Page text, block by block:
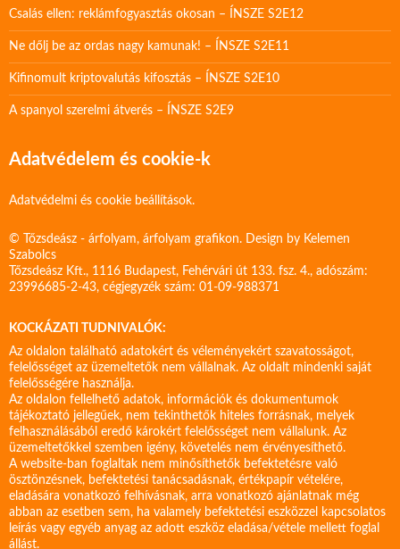
Csalás ellen: reklámfogyasztás okosan – ÍNSZE S2E12
Ne dőlj be az ordas nagy kamunak! – ÍNSZE S2E11
Kifinomult kriptovalutás kifosztás – ÍNSZE S2E10
A spanyol szerelmi átverés – ÍNSZE S2E9
Adatvédelem és cookie-k
Adatvédelmi és cookie beállítások.
© Tőzsdeász - árfolyam, árfolyam grafikon. Design by Kelemen
Szabolcs
Tőzsdeász Kft., 1116 Budapest, Fehérvári út 133. fsz. 4., adószám:
23996685-2-43, cégjegyzék szám: 01-09-988371
KOCKÁZATI TUDNIVALÓK:
Az oldalon található adatokért és véleményekért szavatosságot,
felelősséget az üzemeltetők nem vállalnak. Az oldalt mindenki saját
felelősségére használja.
Az oldalon fellelhető adatok, információk és dokumentumok
tájékoztató jellegűek, nem tekinthetők hiteles forrásnak, melyek
felhasználásából eredő károkért felelősséget nem vállalunk. Az
üzemeltetőkkel szemben igény, követelés nem érvényesíthető.
A website-ban foglaltak nem minősíthetők befektetésre való
ösztönzésnek, befektetési tanácsadásnak, értékpapír vételére,
eladására vonatkozó felhívásnak, arra vonatkozó ajánlatnak még
abban az esetben sem, ha valamely befektetési eszközzel kapcsolatos
leírás vagy egyéb anyag az adott eszköz eladása/vétele mellett foglal
állást.